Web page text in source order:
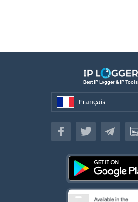
Best IP Logger & IP Tools
Français
Français